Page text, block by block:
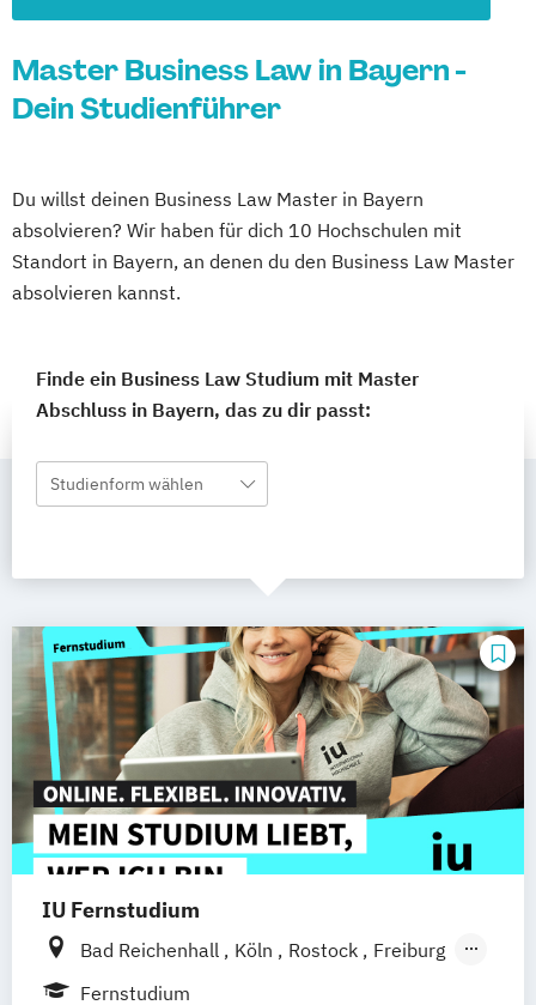
Master Business Law in Bayern -
Dein Studienführer
Du willst deinen Business Law Master in Bayern
absolvieren? Wir haben für dich 10 Hochschulen mit
Standort in Bayern, an denen du den Business Law Master
absolvieren kannst.
Finde ein Business Law Studium mit Master
Abschluss in Bayern, das zu dir passt:
Studienform wählen
IU Fernstudium
Bad Reichenhall Köln Rostock
Freiburg
Kiel
Frankfurt am Main
Fernstudium